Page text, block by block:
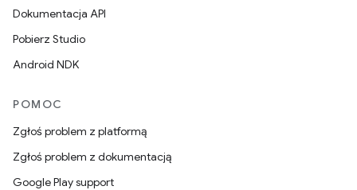
Dokumentacja API
Pobierz Studio
Android NDK
POMOC
Zgłoś problem z platformą
Zgłoś problem z dokumentacją
Google Play support